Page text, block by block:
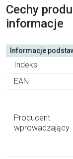
Cechy
informacje
Informacje
Indeks
EAN
Producent
wprowadzający